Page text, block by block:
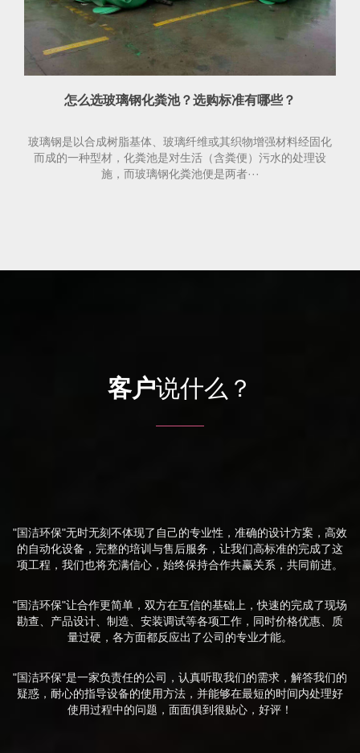
怎么选玻璃钢化粪池？选购标准有哪些？
玻璃钢是以合成树脂基体、玻璃纤维或其织物增强材料经固化
而成的一种型材，化粪池是对生活（含粪便）污水的处理设
施，而玻璃钢化粪池便是两者···
客户说什么？
"国洁环保"无时无刻不体现了自己的专业性，准确的设计方案，高效
的自动化设备，完整的培训与售后服务，让我们高标准的完成了这
项工程，我们也将充满信心，始终保持合作共赢关系，共同前进。
"国洁环保"让合作更简单，双方在互信的基础上，快速的完成了现场
勘查、产品设计、制造、安装调试等各项工作，同时价格优惠、质
量过硬，各方面都反应出了公司的专业才能。
"国洁环保"是一家负责任的公司，认真听取我们的需求，解答我们的
疑惑，耐心的指导设备的使用方法，并能够在最短的时间内处理好
使用过程中的问题，面面俱到很贴心，好评！